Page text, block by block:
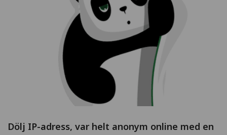
Dölj IP-adress, var helt anonym online med en